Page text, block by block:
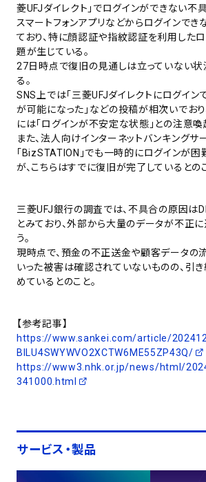
菱UFJダイレクト」でログインができない不
スマートフォンアプリなどからログインで
ており、特に顔認証や指紋認証を利用した
題が生じている。
27日時点で復旧の見通しは立っていない状
る。
SNS上では「三菱UFJダイレクトにログイン
が可能になった」などの投稿が相次いでおり
には「ログインが不安定な状態」との注意喚
また、法人向けインターネットバンキングサ
「BizSTATION」でも一時的にログインが
が、こちらはすでに復旧が完了しているとのこ
三菱UFJ銀行の調査では、不具合の原因は
とみており、外部から大量のデータが不正
う。
現時点で、預金の不正送金や顧客データの
いった被害は確認されていないものの、引
めているとのこと。
【参考記事】
https://www.sankei.com/article/
BILU4SWYWVO2XCTW6ME55ZP43Q/
https://www3.nhk.or.jp/news/html/
341000.html
サービス・製品